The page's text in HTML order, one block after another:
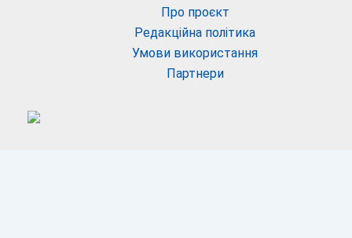
Про проєкт
Редакційна політика
Умови використання
Партнери